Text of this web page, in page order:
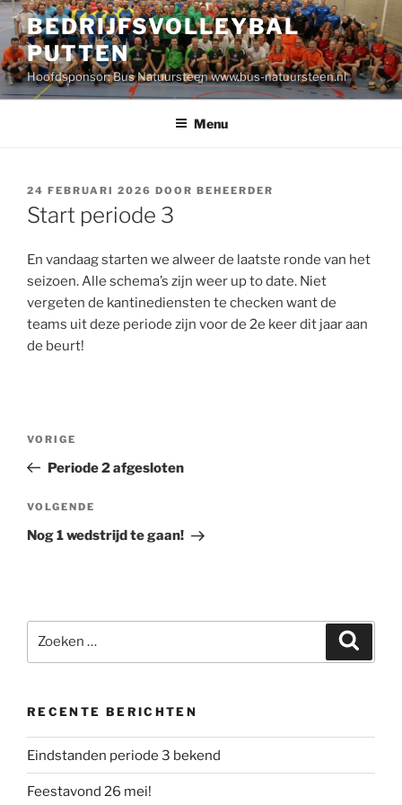
Ga
naar
de
inhoud
BEDRIJFSVOLLEYBAL
PUTTEN
Hoofdsponsor: Bus Natuursteen www.bus-natuursteen.nl
Menu
GEPLAATST
OP
24 FEBRUARI 2026 DOOR BEHEERDER
Start periode 3
En vandaag starten we alweer de laatste ronde van het
seizoen. Alle schema’s zijn weer up to date. Niet
vergeten de kantinediensten te checken want de
teams uit deze periode zijn voor de 2e keer dit jaar aan
de beurt!
Vorig
bericht
VORIGE
Periode 2 afgesloten
Volgend
bericht
VOLGENDE
Nog 1 wedstrijd te gaan!
naar:
RECENTE BERICHTEN
Eindstanden periode 3 bekend
Feestavond 26 mei!